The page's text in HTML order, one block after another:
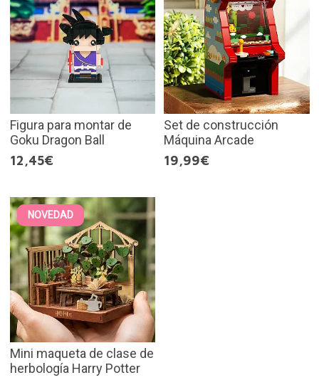
Figura para montar de
Goku Dragon Ball
12,45€
Set de construcción
Máquina Arcade
19,99€
NOVEDAD
Mini maqueta de clase de
herbología Harry Potter